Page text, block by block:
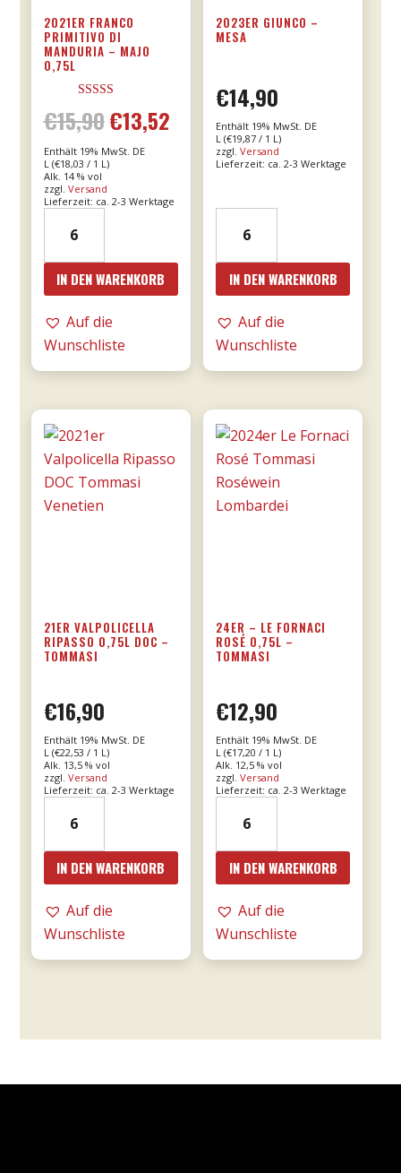
2021ER FRANCO
PRIMITIVO DI
MANDURIA – MAJO
0,75L
5.00
von 5
€15,90 Ursprünglicher
Preis
war:
€13,52Aktueller
ist:
Enthält 19% MwSt. DE
L (€18,03 / 1 L)
Alk. 14 % vol
zzgl. Versand
Lieferzeit: ca. 2-3 Werktage
Franco
Primitivo
Manduria
-
Menge
IN DEN WARENKORB
Auf die
Wunschliste
2023ER GIUNCO –
MESA
€14,90
Enthält 19% MwSt. DE
L (€19,87 / 1 L)
zzgl.Versand
Lieferzeit: ca. 2-3 Werktage
Giunco
-
MESA
Menge
IN DEN WARENKORB
Auf die
Wunschliste
21ER VALPOLICELLA
RIPASSO 0,75L DOC –
TOMMASI
€16,90
Enthält 19% MwSt. DE
L (€22,53 / 1 L)
Alk. 13,5 % vol
zzgl. Versand
Lieferzeit: ca. 2-3 Werktage
Valpolicella
Ripasso
0,75l
DOC
-
IN DEN WARENKORB
Auf die
Wunschliste
24ER – LE FORNACI
ROSÉ 0,75L –
TOMMASI
€12,90
Enthält 19% MwSt. DE
L (€17,20 / 1 L)
Alk. 12,5 % vol
zzgl.Versand
Lieferzeit: ca. 2-3 Werktage
Le
Fornaci
Rosé
0,75l
IN DEN WARENKORB
Auf die
Wunschliste